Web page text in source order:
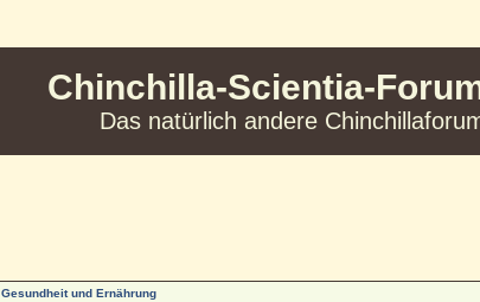
Chinchilla-Scientia-
Das natürlich andere
Gesundheit und Ernährung